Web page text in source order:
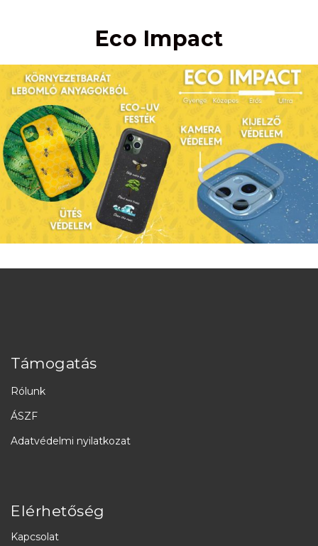
Eco Impact
Támogatás
Rólunk
ÁSZF
Adatvédelmi nyilatkozat
Elérhetőség
Kapcsolat